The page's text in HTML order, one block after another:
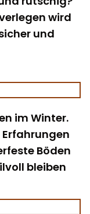
wird
und
im Winter.
Böden
bleiben